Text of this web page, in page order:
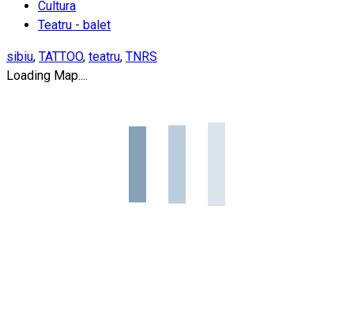
Cultura
Teatru - balet
sibiu, TATTOO, teatru, TNRS
Loading Map....